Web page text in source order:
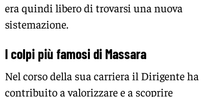
era quindi libero di trovarsi una nuova
sistemazione.
I colpi più famosi di Massara
Nel corso della sua carriera il Dirigente ha
contribuito a valorizzare e a scoprire